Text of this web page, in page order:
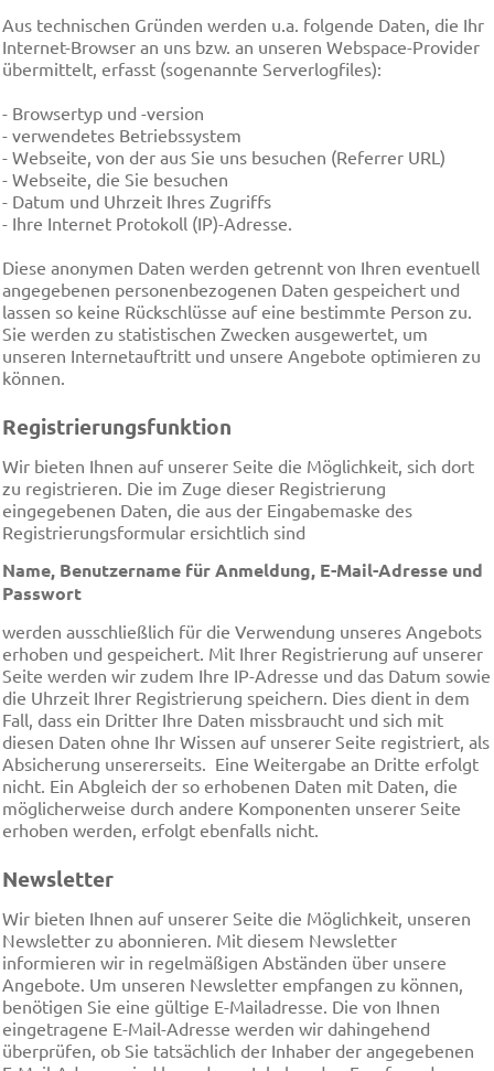
Aus technischen Gründen werden u.a. folgende Daten, die Ihr
Internet-Browser an uns bzw. an unseren Webspace-Provider
übermittelt, erfasst (sogenannte Serverlogfiles):
- Browsertyp und -version
- verwendetes Betriebssystem
- Webseite, von der aus Sie uns besuchen (Referrer URL)
- Webseite, die Sie besuchen
- Datum und Uhrzeit Ihres Zugriffs
- Ihre Internet Protokoll (IP)-Adresse.
Diese anonymen Daten werden getrennt von Ihren eventuell
angegebenen personenbezogenen Daten gespeichert und
lassen so keine Rückschlüsse auf eine bestimmte Person zu.
Sie werden zu statistischen Zwecken ausgewertet, um
unseren Internetauftritt und unsere Angebote optimieren zu
können.
Registrierungsfunktion
Wir bieten Ihnen auf unserer Seite die Möglichkeit, sich dort
zu registrieren. Die im Zuge dieser Registrierung
eingegebenen Daten, die aus der Eingabemaske des
Registrierungsformular ersichtlich sind
Name, Benutzername für Anmeldung, E-Mail-Adresse und
Passwort
werden ausschließlich für die Verwendung unseres Angebots
erhoben und gespeichert. Mit Ihrer Registrierung auf unserer
Seite werden wir zudem Ihre IP-Adresse und das Datum sowie
die Uhrzeit Ihrer Registrierung speichern. Dies dient in dem
Fall, dass ein Dritter Ihre Daten missbraucht und sich mit
diesen Daten ohne Ihr Wissen auf unserer Seite registriert, als
Absicherung unsererseits. Eine Weitergabe an Dritte erfolgt
nicht. Ein Abgleich der so erhobenen Daten mit Daten, die
möglicherweise durch andere Komponenten unserer Seite
erhoben werden, erfolgt ebenfalls nicht.
Newsletter
Wir bieten Ihnen auf unserer Seite die Möglichkeit, unseren
Newsletter zu abonnieren. Mit diesem Newsletter
informieren wir in regelmäßigen Abständen über unsere
Angebote. Um unseren Newsletter empfangen zu können,
benötigen Sie eine gültige E-Mailadresse. Die von Ihnen
eingetragene E-Mail-Adresse werden wir dahingehend
überprüfen, ob Sie tatsächlich der Inhaber der angegebenen